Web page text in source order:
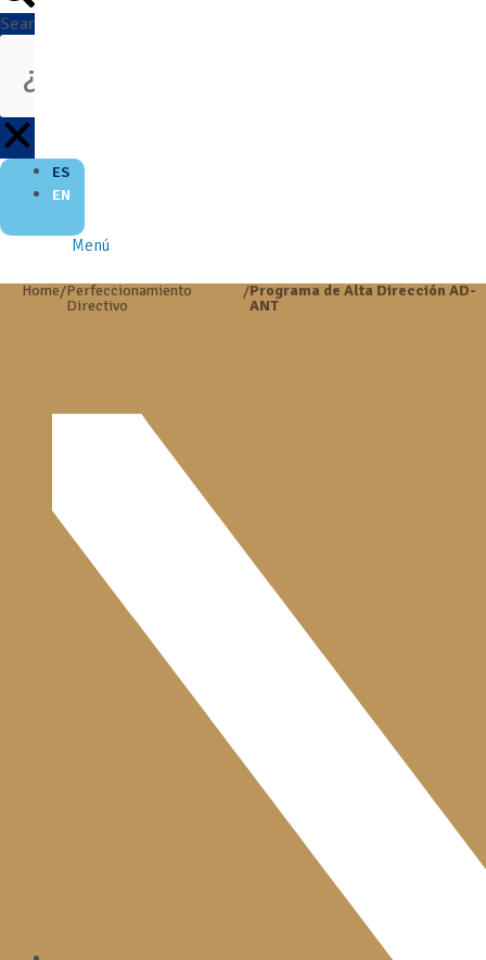
Search
ES
EN
Menú
Home/Perfeccionamiento
Directivo
/Programa de Alta Dirección AD-
ANT